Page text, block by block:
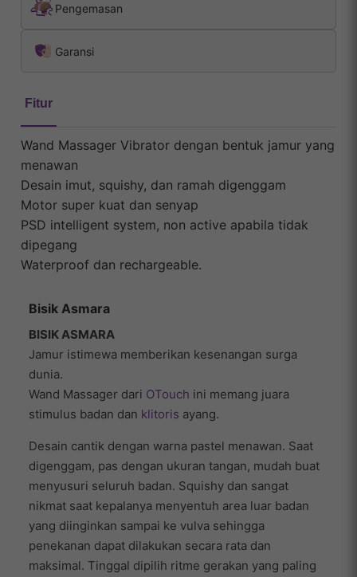
Pengemasan
Garansi
Fitur
Wand Massager Vibrator dengan bentuk jamur yang
menawan
Desain imut, squishy, dan ramah digenggam
Motor super kuat dan senyap
PSD intelligent system, non active apabila tidak
dipegang
Waterproof dan rechargeable.
Bisik Asmara
BISIK ASMARA
Jamur istimewa memberikan kesenangan surga
dunia.
Wand Massager dari OTouch ini memang juara
stimulus badan dan klitoris ayang.
Desain cantik dengan warna pastel menawan. Saat
digenggam, pas dengan ukuran tangan, mudah buat
menyusuri seluruh badan. Squishy dan sangat
nikmat saat kepalanya menyentuh area luar badan
yang diinginkan sampai ke vulva sehingga
penekanan dapat dilakukan secara rata dan
maksimal. Tinggal dipilih ritme gerakan yang paling